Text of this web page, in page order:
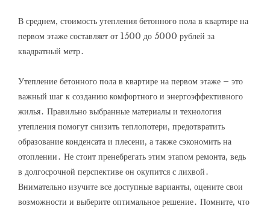
В среднем‚ стоимость утепления бетонного пола в квартире на
первом этаже составляет от 1500 до 5000 рублей за
квадратный метр․
Утепление бетонного пола в квартире на первом этаже – это
важный шаг к созданию комфортного и энергоэффективного
жилья․ Правильно выбранные материалы и технология
утепления помогут снизить теплопотери‚ предотвратить
образование конденсата и плесени‚ а также сэкономить на
отоплении․ Не стоит пренебрегать этим этапом ремонта‚ ведь
в долгосрочной перспективе он окупится с лихвой․
Внимательно изучите все доступные варианты‚ оцените свои
возможности и выберите оптимальное решение․ Помните‚ что